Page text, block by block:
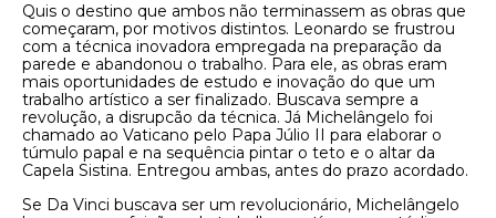
Quis o destino que ambos não terminassem as obras que
começaram, por motivos distintos. Leonardo se frustrou
com a técnica inovadora empregada na preparação da
parede e abandonou o trabalho. Para ele, as obras eram
mais oportunidades de estudo e inovação do que um
trabalho artístico a ser finalizado. Buscava sempre a
revolução, a disrupcão da técnica. Já Michelângelo foi
chamado ao Vaticano pelo Papa Júlio II para elaborar o
túmulo papal e na sequência pintar o teto e o altar da
Capela Sistina. Entregou ambas, antes do prazo acordado.
Se Da Vinci buscava ser um revolucionário, Michelângelo